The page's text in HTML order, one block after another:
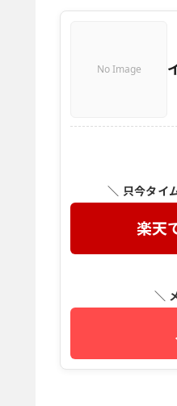
No Image
＼ 只今タイ
楽天
＼